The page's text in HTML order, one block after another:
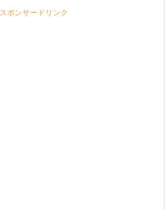
スポンサードリンク